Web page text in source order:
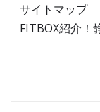
サイトマップ
FITBOX紹介！